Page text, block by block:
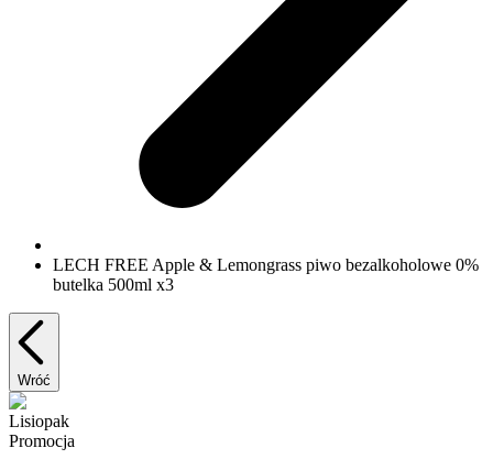
LECH FREE Apple & Lemongrass piwo bezalkoholowe 0%
butelka 500ml x3
Wróć
Lisiopak
Promocja